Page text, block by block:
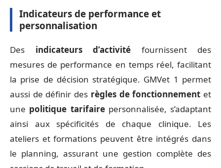
Indicateurs de performance et
personnalisation
Des indicateurs d’activité fournissent des
mesures de performance en temps réel, facilitant
la prise de décision stratégique. GMVet 1 permet
aussi de définir des règles de fonctionnement et
une politique tarifairepersonnalisée, s’adaptant
ainsi aux spécificités de chaque clinique. Les
ateliers et formations peuvent être intégrés dans
le planning, assurant une gestion complète des